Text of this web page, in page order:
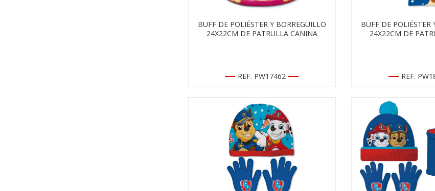
BUFF DE POLIÉSTER Y BORREGUILLO
24X22CM DE PATRULLA CANINA
REF. PW17462
BUFF DE POLIÉSTER
24X22CM DE
REF.